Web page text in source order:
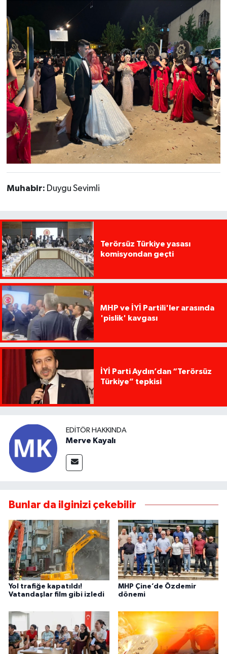
Muhabir: Duygu Sevimli
Terörsüz Türkiye yasası
komisyondan geçti
MHP ve İYİ Partili'ler arasında
'pislik' kavgası
İYİ Parti Aydın’dan “Terörsüz
Türkiye” tepkisi
EDITÖR HAKKINDA
Merve Kayalı
Bunlar da ilginizi çekebilir
Yol trafiğe kapatıldı!
Vatandaşlar film gibi izledi
MHP Çine’de Özdemir
dönemi